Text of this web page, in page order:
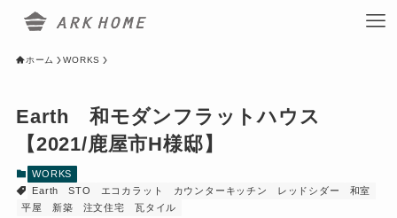
ホーム WORKS
Earth 和モダンフラットハウス
【2021/鹿屋市H様邸】
WORKS
Earth
STO エコカラット カウンターキッチン レッドシダー
和室
平屋
新築 注文住宅 瓦タイル